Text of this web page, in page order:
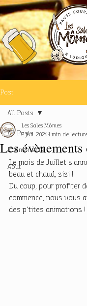
Post
All Posts
Evènements
Aout
All Posts
Les
Les Sales Mômes
2 juil. 2024 1 min de
Le mois de Juillet
beau et chaud, sisi !
Du coup, pour profiter
commence, nous vous
des p'tites animations !